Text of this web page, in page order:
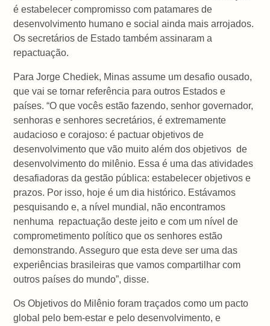
é estabelecer compromisso com patamares de
desenvolvimento humano e social ainda mais arrojados.
Os secretários de Estado também assinaram a
repactuação.
Para Jorge Chediek, Minas assume um desafio ousado,
que vai se tornar referência para outros Estados e
países. “O que vocês estão fazendo, senhor governador,
senhoras e senhores secretários, é extremamente
audacioso e corajoso: é pactuar objetivos de
desenvolvimento que vão muito além dos objetivos de
desenvolvimento do milênio. Essa é uma das atividades
desafiadoras da gestão pública: estabelecer objetivos e
prazos. Por isso, hoje é um dia histórico. Estávamos
pesquisando e, a nível mundial, não encontramos
nenhuma repactuação deste jeito e com um nível de
comprometimento político que os senhores estão
demonstrando. Asseguro que esta deve ser uma das
experiências brasileiras que vamos compartilhar com
outros países do mundo”, disse.
Os Objetivos do Milênio foram traçados como um pacto
global pelo bem-estar e pelo desenvolvimento, e